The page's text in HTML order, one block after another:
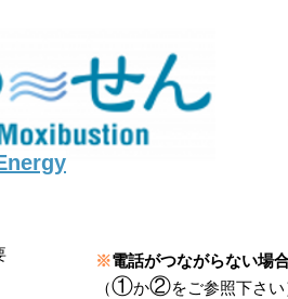
※電話がつながらない場合
（①か②をご参照下さい